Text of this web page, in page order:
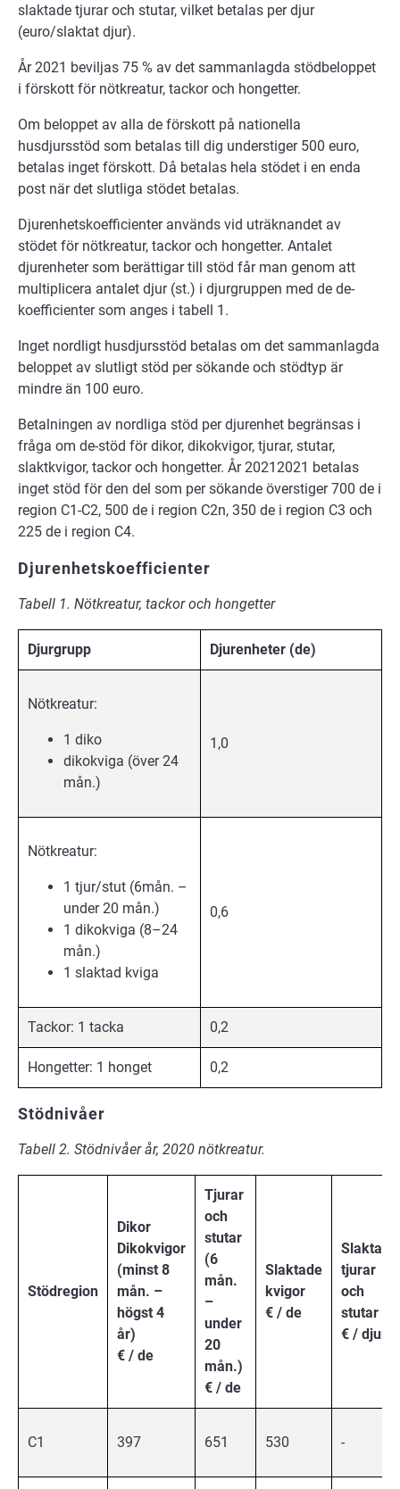
slaktade tjurar och stutar, vilket betalas per djur
(euro/slaktat djur).
År 2021 beviljas 75 % av det sammanlagda stödbeloppet
i förskott för nötkreatur, tackor och hongetter.
Om beloppet av alla de förskott på nationella
husdjursstöd som betalas till dig understiger 500 euro,
betalas inget förskott. Då betalas hela stödet i en enda
post när det slutliga stödet betalas.
Djurenhetskoefficienter används vid uträknandet av
stödet för nötkreatur, tackor och hongetter. Antalet
djurenheter som berättigar till stöd får man genom att
multiplicera antalet djur (st.) i djurgruppen med de de-
koefficienter som anges i tabell 1.
Inget nordligt husdjursstöd betalas om det sammanlagda
beloppet av slutligt stöd per sökande och stödtyp är
mindre än 100 euro.
Betalningen av nordliga stöd per djurenhet begränsas i
fråga om de-stöd för dikor, dikokvigor, tjurar, stutar,
slaktkvigor, tackor och hongetter. År 20212021 betalas
inget stöd för den del som per sökande överstiger 700 de i
region C1-C2, 500 de i region C2n, 350 de i region C3 och
225 de i region C4.
Djurenhetskoefficienter
Tabell 1. Nötkreatur, tackor och hongetter
Djurgrupp Djurenheter (de)
Nötkreatur:
1 diko
dikokviga (över 24
mån.)
1,0
Nötkreatur:
1 tjur/stut (6mån. –
under 20 mån.)
1 dikokviga (8–24
mån.)
1 slaktad kviga
0,6
Tackor: 1 tacka 0,2
Hongetter: 1 honget 0,2
Stödnivåer
Tabell 2. Stödnivåer år, 2020 nötkreatur.
Stödregion
Dikor
Dikokvigor
(minst 8
mån. –
högst 4
år)
€ / de
Tjurar
och
stutar
(6
mån.
–
under
20
mån.)
€ / de
Slaktade
kvigor
€ / de
Slaktade
tjurar
och
stutar
€ / djur*
C1 397 651 530 -